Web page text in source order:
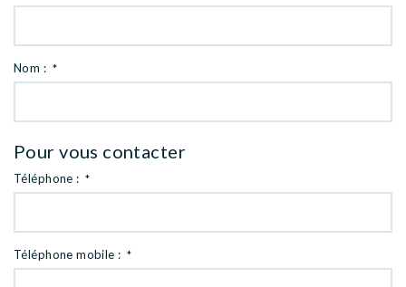
Nom : *
Pour vous contacter
Téléphone :*
Téléphone mobile :*